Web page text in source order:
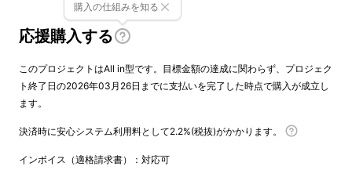
応援購入する
購入の仕組みを知る
このプロジェクトはAll in型です。目標金額の達成に関わらず、プロジェク
ト終了日の2026年03月26日までに支払いを完了した時点で購入が成立し
ます。
決済時に安心システム利用料として2.2%(税抜)がかかります。
インボイス（適格請求書）：対応可